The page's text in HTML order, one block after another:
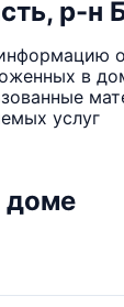
р-н
в
услуг
доме